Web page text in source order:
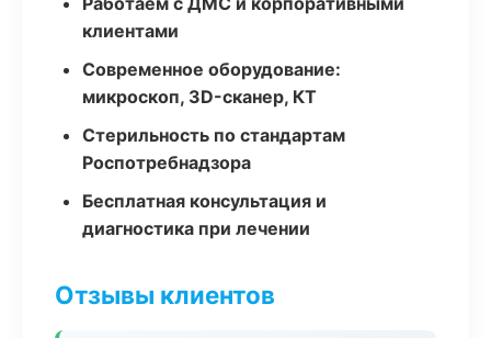
клиентами
Современное оборудование:
микроскоп, 3D-сканер, КТ
Стерильность по стандартам
Роспотребнадзора
Бесплатная консультация и
диагностика при лечении
Отзывы клиентов